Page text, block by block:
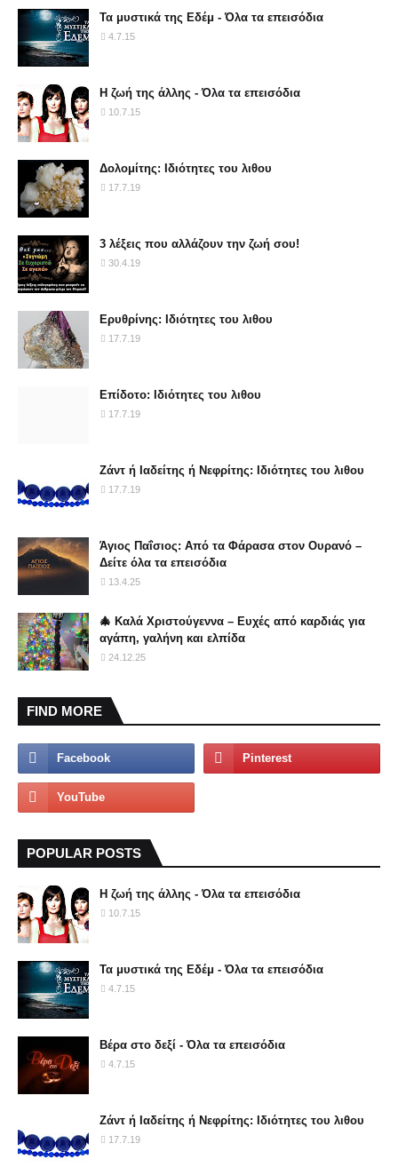
Τα μυστικά της Εδέμ - Όλα τα επεισόδια
4.7.15
Η ζωή της άλλης - Όλα τα επεισόδια
10.7.15
Δολομίτης: Ιδιότητες του λιθου
17.7.19
3 λέξεις που αλλάζουν την ζωή σου!
30.4.19
Ερυθρίνης: Ιδιότητες του λιθου
17.7.19
Επίδοτο: Ιδιότητες του λιθου
17.7.19
Ζάντ ή Ιαδείτης ή Νεφρίτης: Ιδιότητες του λιθου
17.7.19
Άγιος Παΐσιος: Από τα Φάρασα στον Ουρανό –
Δείτε όλα τα επεισόδια
13.4.25
🎄 Καλά Χριστούγεννα – Ευχές από καρδιάς για
αγάπη, γαλήνη και ελπίδα
24.12.25
FIND MORE
POPULAR POSTS
Η ζωή της άλλης - Όλα τα επεισόδια
10.7.15
Τα μυστικά της Εδέμ - Όλα τα επεισόδια
4.7.15
Βέρα στο δεξί - Όλα τα επεισόδια
4.7.15
Ζάντ ή Ιαδείτης ή Νεφρίτης: Ιδιότητες του λιθου
17.7.19